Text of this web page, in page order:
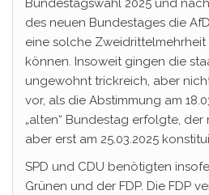
des neuen Bundestages die
eine solche
können. Insoweit gingen die
ungewohnt trickreich, aber
vor, als die Abstimmung am
„alten“ Bundestag erfolgte,
aber erst am 25.03.2025
SPD und CDU benötigten
Grünen und der FDP. Die FDP